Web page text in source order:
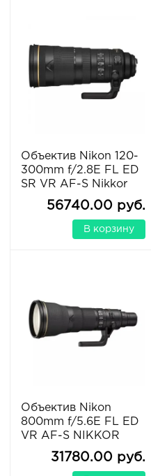
Объектив Nikon 120-
300mm f/2.8E FL ED
SR VR AF-S Nikkor
56740.00 руб.
В корзину
Объектив Nikon
800mm f/5.6E FL ED
VR AF-S NIKKOR
31780.00 руб.